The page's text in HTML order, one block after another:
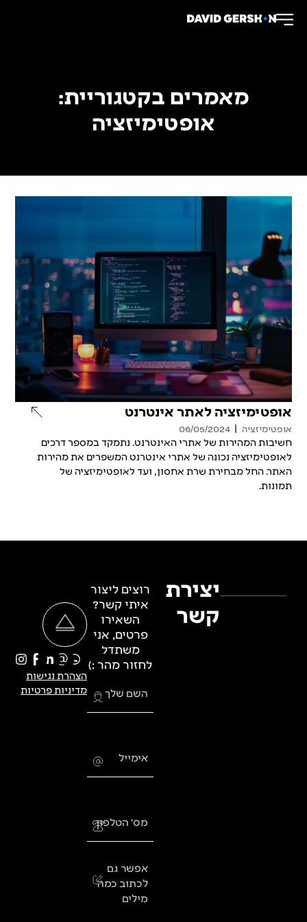
מאמרים בקטגוריית:
אופטימיזציה
אופטימיזציה לאתר אינטרנט
אופטימיזציה 06/05/2024
חשיבות המהירות של אתרי האינטרנט. נתמקד במספר דרכים
לאופטימיזציה נכונה של אתרי אינטרנט המשפרים את מהירות
האתר. החל מבחירת שרת אחסון, ועד לאופטימיזציה של
תמונות.
יצירת
קשר
רוצים ליצור
איתי קשר?
השאירו
פרטים, אני
משתדל
לחזור מהר :)
השם שלך
אימייל
מס׳ הטלפון
אפשר גם
לכתוב כמה
מילים
הצהרת נגישות
מדיניות פרטיות